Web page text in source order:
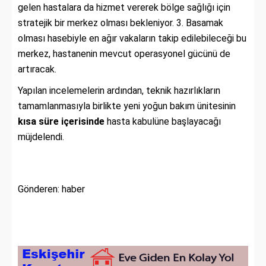
gelen hastalara da hizmet vererek bölge sağlığı için
stratejik bir merkez olması bekleniyor. 3. Basamak
olması hasebiyle en ağır vakaların takip edilebileceği bu
merkez, hastanenin mevcut operasyonel gücünü de
artıracak.
Yapılan incelemelerin ardından, teknik hazırlıkların
tamamlanmasıyla birlikte yeni yoğun bakım ünitesinin
kısa süre içerisinde hasta kabulüne başlayacağı
müjdelendi.
Gönderen: haber